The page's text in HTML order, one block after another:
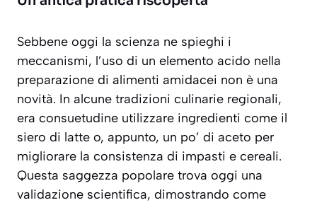
Sebbene oggi la scienza ne spieghi i
meccanismi, l’uso di un elemento acido nella
preparazione di alimenti amidacei non è una
novità. In alcune tradizioni culinarie regionali,
era consuetudine utilizzare ingredienti come il
siero di latte o, appunto, un po’ di aceto per
migliorare la consistenza di impasti e cereali.
Questa saggezza popolare trova oggi una
validazione scientifica, dimostrando come